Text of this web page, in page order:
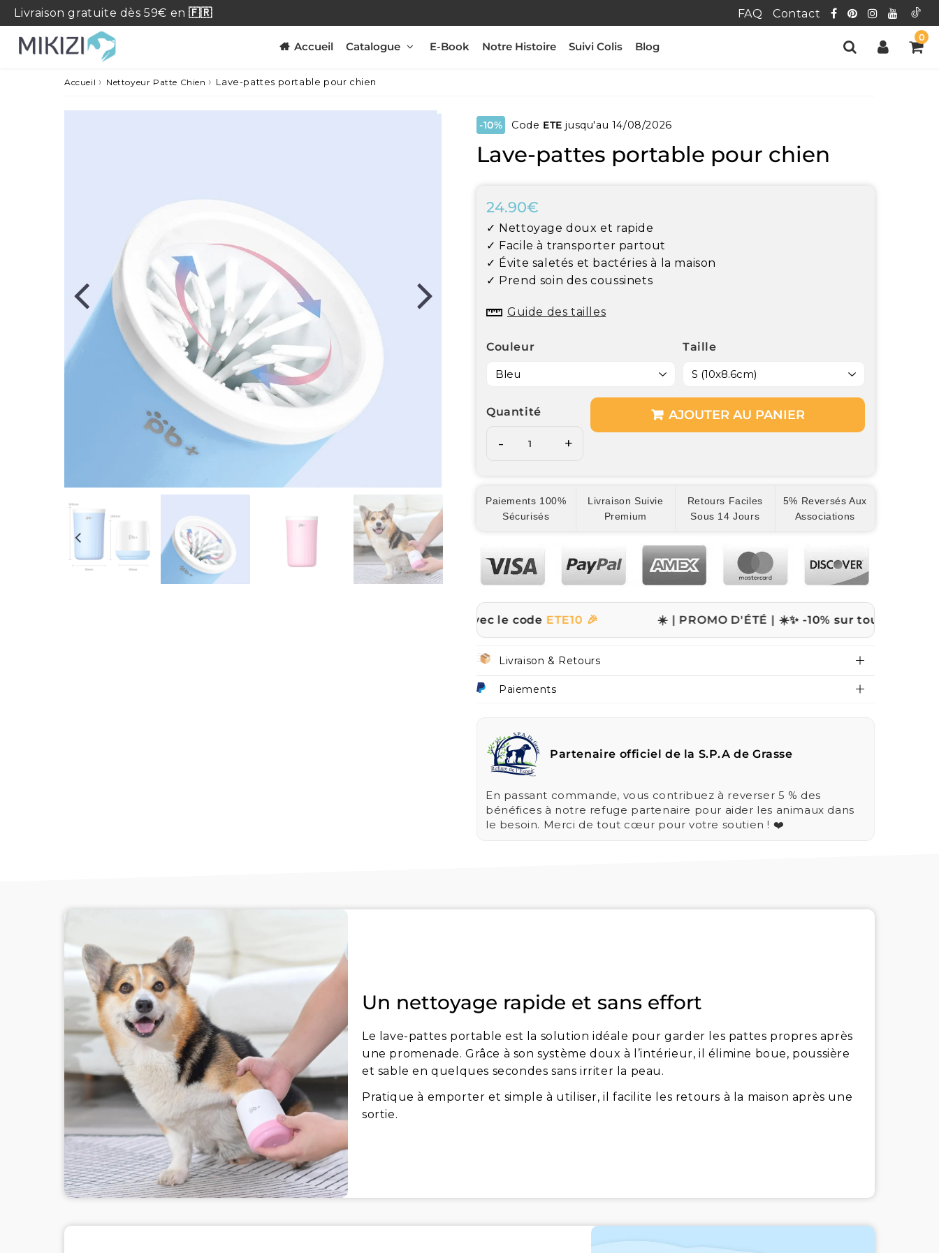
Livraison gratuite dès 59€ en🇫🇷 FAQ Contact
Accueil Catalogue E-Book Notre Histoire Suivi Colis Blog
0
Accueil › Nettoyeur Patte Chien › Lave-pattes portable pour chien
-10% Code ETE jusqu'au 14/08/2026
Lave-pattes portable pour chien
24.90€
price
✓ Nettoyage doux et rapide
✓ Facile à transporter partout
✓ Évite saletés et bactéries à la maison
✓ Prend soin des coussinets
Guide des tailles
Couleur Taille
Quantité
- +
AJOUTER AU PANIER
Paiements 100%
Sécurisés
Livraison Suivie
Premium
Retours Faciles
Sous 14 Jours
5% Reversés Aux
Associations
✨ -10% sur tout le site avec le codeETE10 🎉 ☀️ | PROMO D'ÉTÉ | ☀️✨ -10% sur tout le site avec le
Livraison & Retours
Paiements
Partenaire officiel de la S.P.A de Grasse
En passant commande, vous contribuez à reverser 5 % des
bénéfices à notre refuge partenaire pour aider les animaux dans
le besoin. Merci de tout cœur pour votre soutien ! ❤️
Un nettoyage rapide et sans effort
Le lave-pattes portable est la solution idéale pour garder les pattes propres après
une promenade. Grâce à son système doux à l’intérieur, il élimine boue, poussière
et sable en quelques secondes sans irriter la peau.
Pratique à emporter et simple à utiliser, il facilite les retours à la maison après une
sortie.